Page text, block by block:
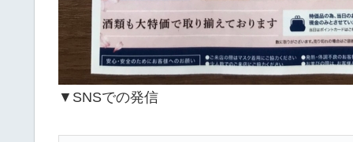
▼SNSでの発信